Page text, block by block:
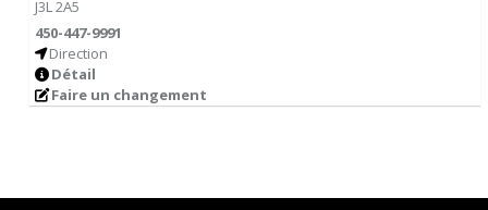
J3L 2A5
450-447-9991
Direction
Détail
Faire un changement